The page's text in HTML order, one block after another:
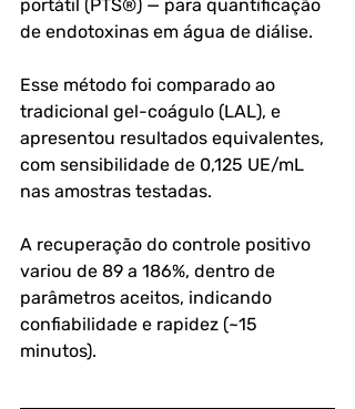
portátil (PTS®) — para quantificação
de endotoxinas em água de diálise.
Esse método foi comparado ao
tradicional gel-coágulo (LAL), e
apresentou resultados equivalentes,
com sensibilidade de 0,125 UE/mL
nas amostras testadas.
A recuperação do controle positivo
variou de 89 a 186%, dentro de
parâmetros aceitos, indicando
confiabilidade e rapidez (~15
minutos).